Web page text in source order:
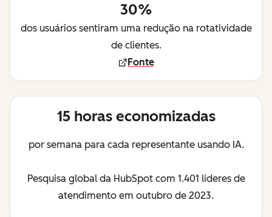
30%
dos usuários sentiram uma redução na rotatividade
de clientes.
Fonte
15 horas economizadas
por semana para cada representante usando IA.
Pesquisa global da HubSpot com 1.401 líderes de
atendimento em outubro de 2023.